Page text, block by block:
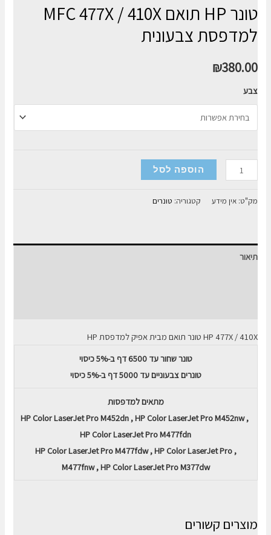
טונר HP תואם MFC 477X / 410X
למדפסת צבעונית
₪380.00
צבע
כמות
של
טונר
MFC
הוספה לסל
מק"ט:אין מידע קטגוריה: טונרים
תיאור
HP 477X / 410X טונר תואם מבית אפיק למדפסת HP
טונר שחור עד 6500 דף ב-5% כיסוי
טונרים צבעוניים עד 5000 דף ב-5% כיסוי
מתאים למדפסות
HP Color LaserJet Pro M452dn , HP Color LaserJet Pro M452nw ,
HP Color LaserJet Pro M477fdn
, HP Color LaserJet Pro M477fdw , HP Color LaserJet Pro
M477fnw , HP Color LaserJet Pro M377dw
מוצרים קשורים